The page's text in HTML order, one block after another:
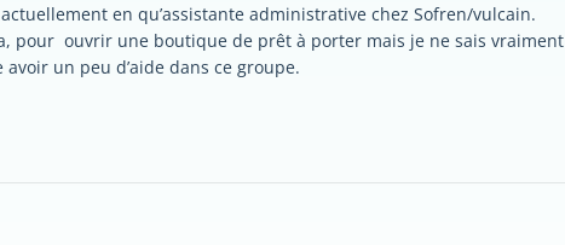
en qu’assistante administrative chez Sofren/vulcain.
pour ouvrir une boutique de prêt à porter mais je ne sais vraiment
avoir un peu d’aide dans ce groupe.